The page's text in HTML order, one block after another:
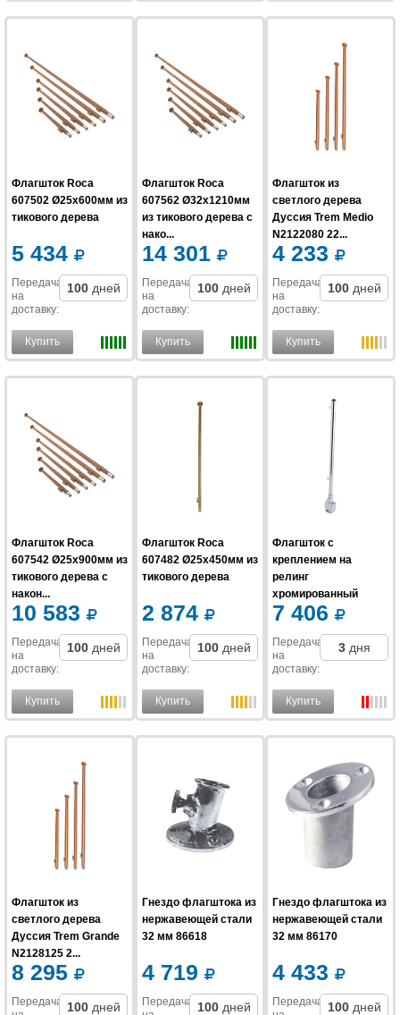
Флагшток Roca
607502 Ø25x600мм из
тикового дерева
5 434
Передача
на
доставку:
100 дней
Купить
Флагшток Roca
607562 Ø32х1210мм
из тикового дерева с
нако...
14 301
Передача
на
доставку:
100 дней
Купить
Флагшток из
светлого дерева
Дуссия Trem Medio
N2122080 22...
4 233
Передача
на
доставку:
100 дней
Купить
Флагшток Roca
607542 Ø25х900мм из
тикового дерева с
након...
10 583
Передача
на
доставку:
100 дней
Купить
Флагшток Roca
607482 Ø25x450мм из
тикового дерева
2 874
Передача
на
доставку:
100 дней
Купить
Флагшток с
креплением на
релинг
хромированный
Foresti & S...
7 406
Передача
на
доставку:
3 дня
Купить
Флагшток из
светлого дерева
Дуссия Trem Grande
N2128125 2...
8 295
Передача
100 дней
Гнездо флагштока из
нержавеющей стали
32 мм 86618
4 719
Передача
100 дней
Гнездо флагштока из
нержавеющей стали
32 мм 86170
4 433
Передача
100 дней